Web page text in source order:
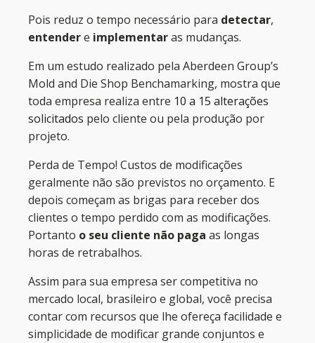
Pois reduz o tempo necessário para detectar,
entendere implementaras mudanças.
Em um estudo realizado pela Aberdeen Group’s
Mold and Die Shop Benchamarking, mostra que
toda empresa realiza entre 10 a 15 alterações
solicitados pelo cliente ou pela produção por
projeto.
Perda de Tempo! Custos de modificações
geralmente não são previstos no orçamento. E
depois começam as brigas para receber dos
clientes o tempo perdido com as modificações.
Portanto o seu cliente não paga as longas
horas de retrabalhos.
Assim para sua empresa ser competitiva no
mercado local, brasileiro e global, você precisa
contar com recursos que lhe ofereça facilidade e
simplicidade de modificar grande conjuntos e